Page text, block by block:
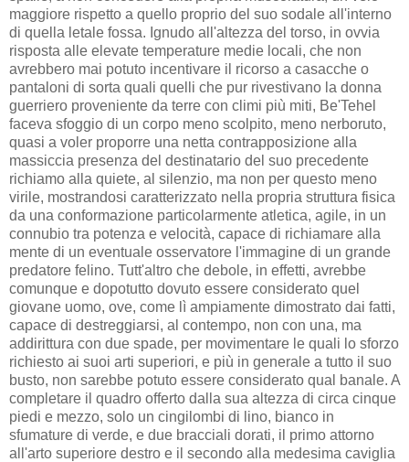
maggiore rispetto a quello proprio del suo sodale all'interno
di quella letale fossa. Ignudo all'altezza del torso, in ovvia
risposta alle elevate temperature medie locali, che non
avrebbero mai potuto incentivare il ricorso a casacche o
pantaloni di sorta quali quelli che pur rivestivano la donna
guerriero proveniente da terre con climi più miti, Be'Tehel
faceva sfoggio di un corpo meno scolpito, meno nerboruto,
quasi a voler proporre una netta contrapposizione alla
massiccia presenza del destinatario del suo precedente
richiamo alla quiete, al silenzio, ma non per questo meno
virile, mostrandosi caratterizzato nella propria struttura fisica
da una conformazione particolarmente atletica, agile, in un
connubio tra potenza e velocità, capace di richiamare alla
mente di un eventuale osservatore l'immagine di un grande
predatore felino. Tutt'altro che debole, in effetti, avrebbe
comunque e dopotutto dovuto essere considerato quel
giovane uomo, ove, come lì ampiamente dimostrato dai fatti,
capace di destreggiarsi, al contempo, non con una, ma
addirittura con due spade, per movimentare le quali lo sforzo
richiesto ai suoi arti superiori, e più in generale a tutto il suo
busto, non sarebbe potuto essere considerato qual banale. A
completare il quadro offerto dalla sua altezza di circa cinque
piedi e mezzo, solo un cingilombi di lino, bianco in
sfumature di verde, e due bracciali dorati, il primo attorno
all'arto superiore destro e il secondo alla medesima caviglia